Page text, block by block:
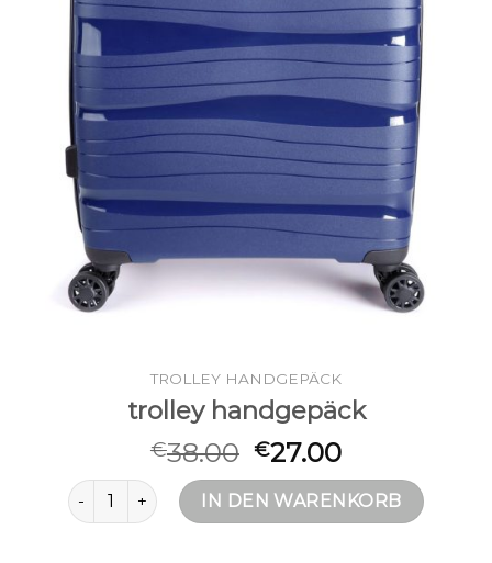
TROLLEY HANDGEPÄCK
trolley handgepäck
€38.00 €27.00
trolley handgepäck MengeIN DEN WARENKORB